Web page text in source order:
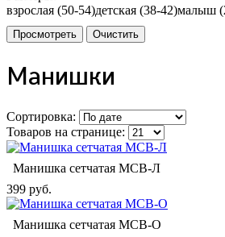
взрослая (50-54)детская (38-42)малыш
Просмотреть Очистить
Манишки
Сортировка:
Товаров на странице:
Манишка сетчатая МСВ-Л
399 руб.
Манишка сетчатая МСВ-О